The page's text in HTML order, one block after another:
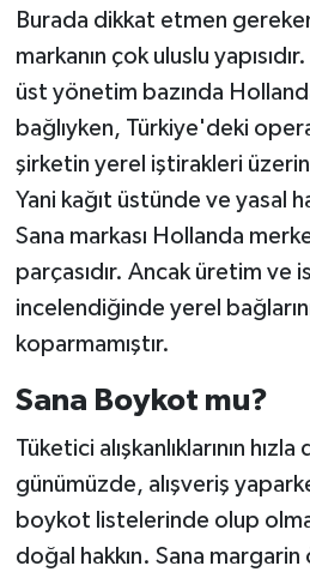
Burada dikkat etmen
markanın çok uluslu
üst yönetim bazında
bağlıyken, Türkiye'deki
şirketin yerel iştirakleri
Yani kağıt üstünde ve yasal
Sana markası Hollanda
parçasıdır. Ancak üretim ve
incelendiğinde yerel
koparmamıştır.
Sana Boykot mu?
Tüketici alışkanlıklarının
günümüzde, alışveriş
boykot listelerinde olup
doğal hakkın. Sana